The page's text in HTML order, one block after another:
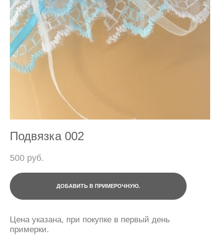
Подвязка 002
500 pуб.
ДОБАВИТЬ В ПРИМЕРОЧНУЮ.
Цена указана, при покупке в первый день
примерки.